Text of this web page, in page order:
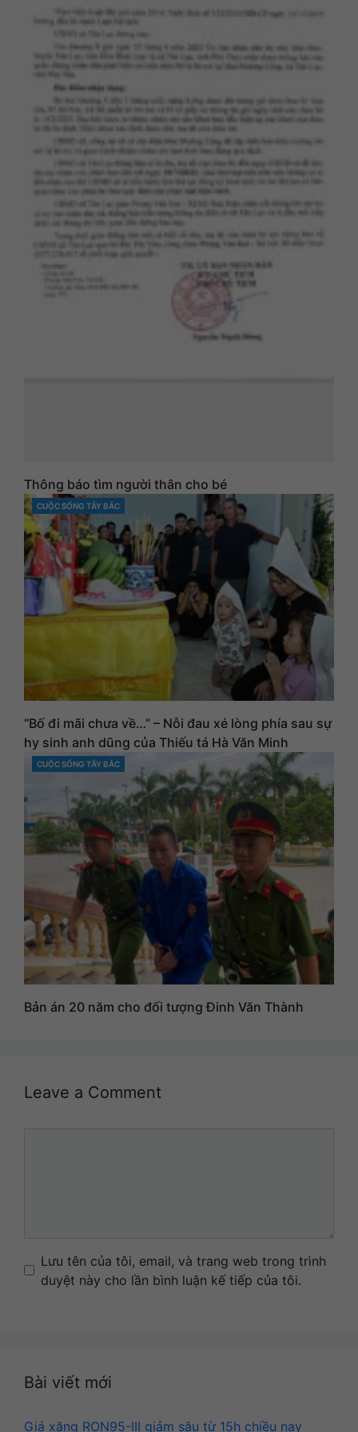
Thông báo tìm người thân cho bé
CATEGORIES
CUỘC SỐNG TÂY BẮC
“Bố đi mãi chưa về…” – Nỗi đau xé lòng phía sau sự
hy sinh anh dũng của Thiếu tá Hà Văn Minh
CATEGORIES
CUỘC SỐNG TÂY BẮC
Bản án 20 năm cho đối tượng Đinh Văn Thành
Leave a Comment
Name
Email
Website
Lưu tên của tôi, email, và trang web trong trình
duyệt này cho lần bình luận kế tiếp của tôi.
Bài viết mới
Giá xăng RON95-III giảm sâu từ 15h chiều nay